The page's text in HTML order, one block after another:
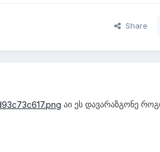
Share
აი ეს დავარაზგონე